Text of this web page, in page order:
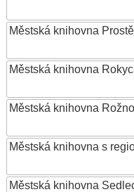
Městská knihovna
Městská knihovna
Městská knihovna
Městská knihovna s
Městská knihovna